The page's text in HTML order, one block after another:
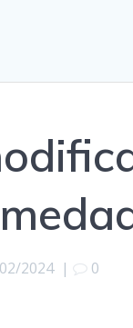
2024| 0